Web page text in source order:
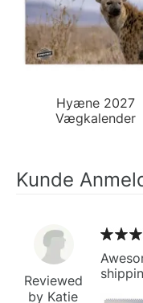
Hyæne 2027
Vægkalender
Kunde
Reviewed
by Katie